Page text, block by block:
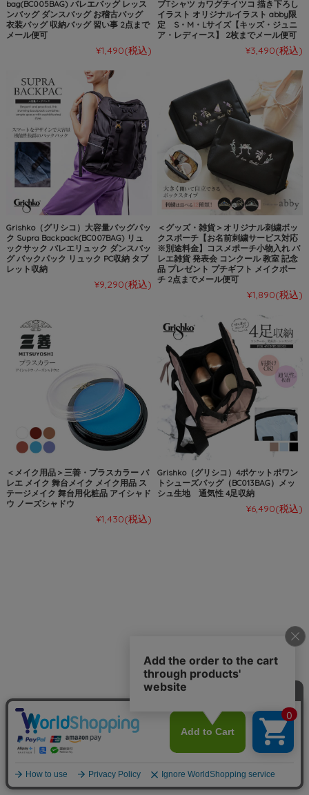
bag(BC005BAG) バレエバッグ レッス
ンバッグ ダンスバッグ お稽古バッグ
衣装バッグ 収納バッグ 習い事 2点まで
メール便可
¥1,490(税込)
ブTシャツ カワグチイツコ 描き下ろし
イラスト オリジナルイラスト abby限
定 S・M・Lサイズ【キッズ・ジュニ
ア・レディース】 2枚までメール便可
¥3,490(税込)
Grishko（グリシコ）大容量バッグパッ
ク Supra Backpack(BC007BAG) リュ
ックサック バレエリュック ダンスバッ
グ バックパック リュック PC収納 タブ
レット収納
¥9,290(税込)
＜グッズ・雑貨＞オリジナル刺繍ボッ
クスポーチ【お名前刺繍サービス対応
※別途料金】コスメポーチ小物入れ バ
レエ雑貨 発表会 コンクール 教室 記念
品 プレゼント プチギフト メイクポー
チ 2点までメール便可
¥1,890(税込)
＜メイク用品＞三善・プラスカラー バ
レエ メイク 舞台メイク メイク用品 ス
テージメイク 舞台用化粧品 アイシャド
ウ ノーズシャドウ
¥1,430(税込)
Grishko（グリシコ）4ポケットポワン
トシューズバッグ（BC013BAG）メッ
シュ生地 通気性 4足収納
¥6,490(税込)